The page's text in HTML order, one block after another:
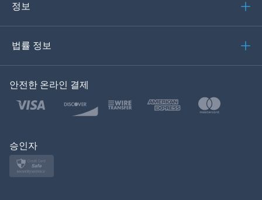
Türkçe
Polski
정보
법률 정보
안전한 온라인 결제
승인자